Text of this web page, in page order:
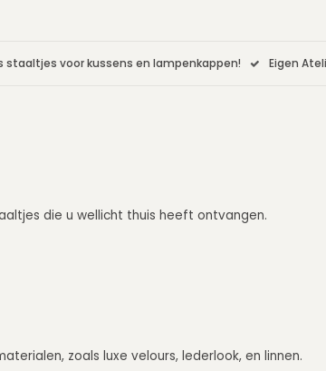
staaltjes voor kussens en lampenkappen! Eigen
die u wellicht thuis heeft ontvangen.
zoals luxe velours, lederlook, en linnen.